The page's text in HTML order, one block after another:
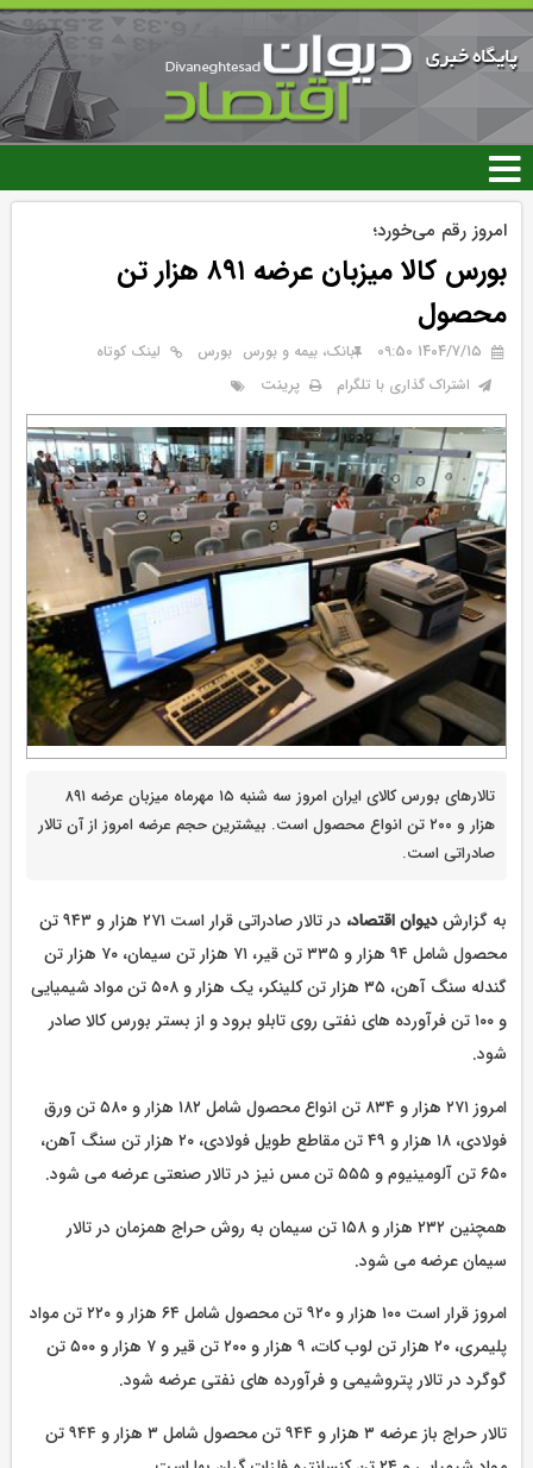
رفتن
محتوای
اصلی
امروز رقم می‌خورد؛
بورس کالا میزبان عرضه ۸۹۱ هزار تن
محصول
۱۴۰۴/۷/۱۵ 09:50 بانک، بیمه و بورس بورس
لینک کوتاه
اشتراک گذاری با تلگرام
پرینت
تالارهای بورس کالای ایران امروز سه شنبه ۱۵ مهرماه میزبان عرضه ۸۹۱
هزار و ۲۰۰ تن انواع محصول است. بیشترین حجم عرضه امروز از آن تالار
صادراتی است.
به گزارشدیوان اقتصاد،
در تالار صادراتی قرار است ۲۷۱ هزار و ۹۴۳ تن
محصول شامل ۹۴ هزار و ۳۳۵ تن قیر، ۷۱ هزار تن سیمان، ۷۰ هزار تن
گندله سنگ آهن، ۳۵ هزار تن کلینکر، یک هزار و ۵۰۸ تن مواد شیمیایی
و ۱۰۰ تن فرآورده های نفتی روی تابلو برود و از بستر بورس کالا صادر
شود.
امروز ۲۷۱ هزار و ۸۳۴ تن انواع محصول شامل ۱۸۲ هزار و ۵۸۰ تن ورق
فولادی، ۱۸ هزار و ۴۹ تن مقاطع طویل فولادی، ۲۰ هزار تن سنگ آهن،
۶۵۰ تن آلومینیوم و ۵۵۵ تن مس نیز در تالار صنعتی عرضه می شود.
همچنین ۲۳۲ هزار و ۱۵۸ تن سیمان به روش حراج همزمان در تالار
سیمان عرضه می شود.
امروز قرار است ۱۰۰ هزار و ۹۲۰ تن محصول شامل ۶۴ هزار و ۲۲۰ تن مواد
پلیمری، ۲۰ هزار تن لوب کات، ۹ هزار و ۲۰۰ تن قیر و ۷ هزار و ۵۰۰ تن
گوگرد در تالار پتروشیمی و فرآورده های نفتی عرضه شود.
تالار حراج باز عرضه ۳ هزار و ۹۴۴ تن محصول شامل ۳ هزار و ۹۴۴ تن